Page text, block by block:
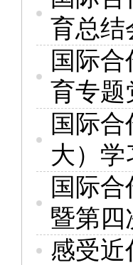
育总结
国际
育专题
国际
大）学
国际
暨第四
感受近